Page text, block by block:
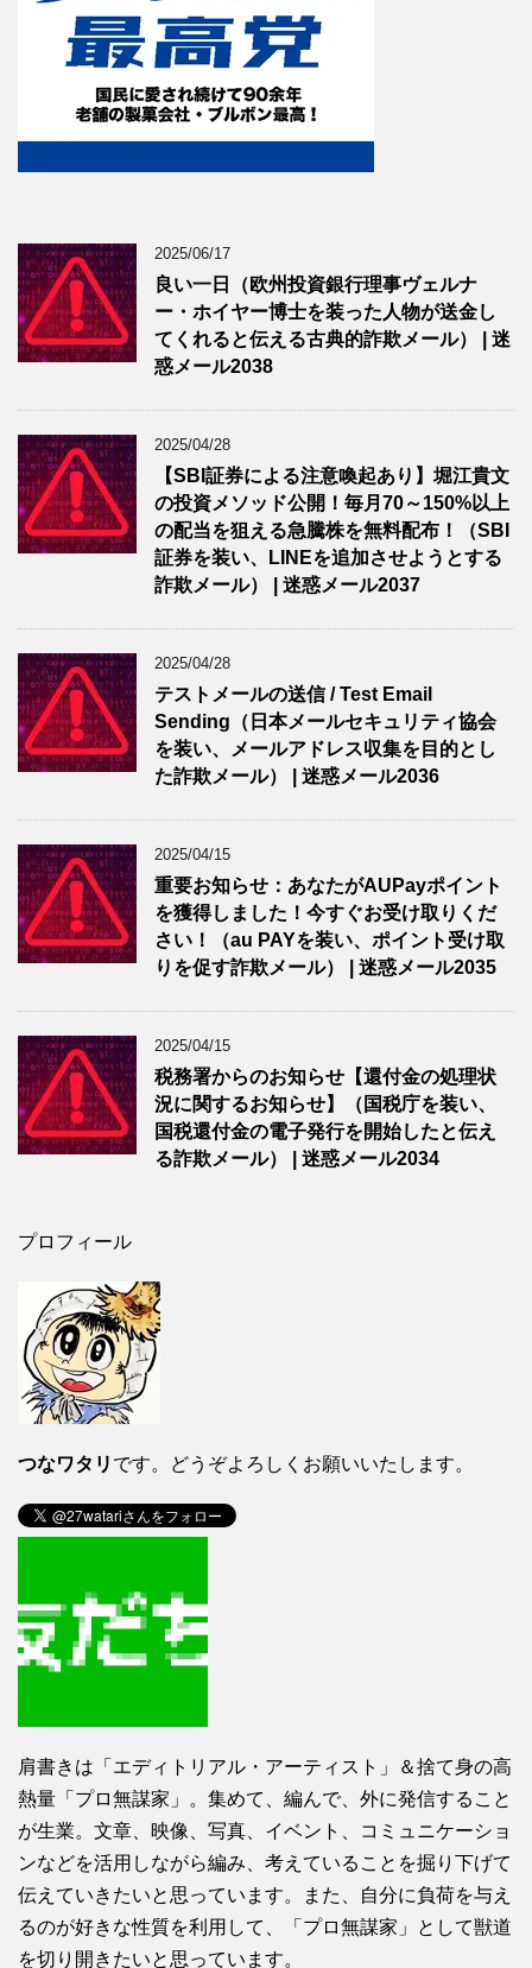
2025/06/17
良い一日（欧州投資銀行理事ヴェルナ
ー・ホイヤー博士を装った人物が送金し
てくれると伝える古典的詐欺メール） | 迷
惑メール2038
2025/04/28
【SBI証券による注意喚起あり】堀江貴文
の投資メソッド公開！毎月70～150%以上
の配当を狙える急騰株を無料配布！（SBI
証券を装い、LINEを追加させようとする
詐欺メール） | 迷惑メール2037
2025/04/28
テストメールの送信 / Test Email
Sending（日本メールセキュリティ協会
を装い、メールアドレス収集を目的とし
た詐欺メール） | 迷惑メール2036
2025/04/15
重要お知らせ：あなたがAUPayポイント
を獲得しました！今すぐお受け取りくだ
さい！（au PAYを装い、ポイント受け取
りを促す詐欺メール） | 迷惑メール2035
2025/04/15
税務署からのお知らせ【還付金の処理状
況に関するお知らせ】（国税庁を装い、
国税還付金の電子発行を開始したと伝え
る詐欺メール） | 迷惑メール2034
プロフィール
つなワタリ です。どうぞよろしくお願いいたします。
肩書きは「エディトリアル・アーティスト」＆捨て身の高
熱量「プロ無謀家」。集めて、編んで、外に発信すること
が生業。文章、映像、写真、イベント、コミュニケーショ
ンなどを活用しながら編み、考えていることを掘り下げて
伝えていきたいと思っています。また、自分に負荷を与え
るのが好きな性質を利用して、「プロ無謀家」として獣道
を切り開きたいと思っています。